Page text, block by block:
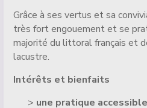
Grâce à ses vertus et sa
très fort engouement et se
majorité du littoral français et
lacustre.
Intérêts et bienfaits
> une pratique